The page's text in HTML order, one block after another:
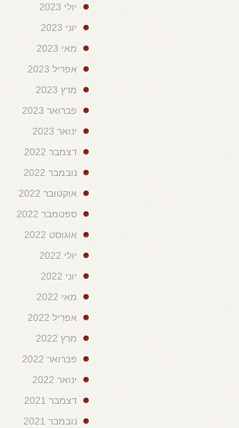
יולי 2023
יוני 2023
מאי 2023
אפריל 2023
מרץ 2023
פברואר 2023
ינואר 2023
דצמבר 2022
נובמבר 2022
אוקטובר 2022
ספטמבר 2022
אוגוסט 2022
יולי 2022
יוני 2022
מאי 2022
אפריל 2022
מרץ 2022
פברואר 2022
ינואר 2022
דצמבר 2021
נובמבר 2021